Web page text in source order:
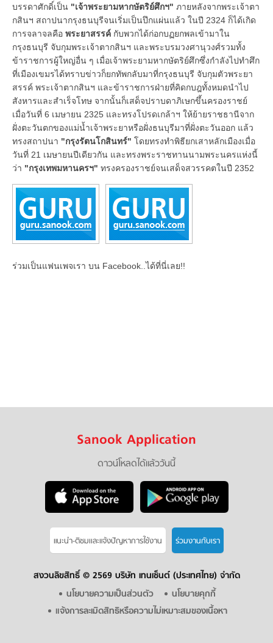
บรรดาศักดิ์เป็น "เจ้าพระยามหากษัตริย์ศึกฯ" ภายหลังจากพระเจ้าตา
กสินฯ สถาปนากรุงธนบุรีจนเริ่มเป็นปึกแผ่นแล้ว ในปี 2324 ก็ได้เกิด
การจลาจลคือ พระยาสรรค์ กับพวกได้ก่อกบฏยกพลเข้ามาใน
กรุงธนบุรี จับกุมพระเจ้าตากสินฯ และพระบรมวงศานุวงศ์รวมทั้ง
ข้าราชการผู้ใหญ่อื่น ๆ เมื่อเจ้าพระยามหากษัตริย์ศึกซึ่งกำลังไปทำศึก
ที่เมืองเขมรได้ทราบข่าวก็ยกทัพกลับมาที่กรุงธนบุรี จับกุมตัวพระยา
สรรค์ พระเจ้าตากสินฯ และข้าราชการฝ่ายที่คิดกบฎทั้งหมดนำไป
สังหารและสำเร็จโทษ จากนั้นก็เสด็จปราบดาภิเษกขึ้นครองราชย์
เมื่อวันที่ 6 เมษายน 2325 และทรงโปรดเกล้าฯ ให้ย้ายราชธานีจาก
ฝั่งตะวันตกของแม่น้ำเจ้าพระยาหรือฝั่งธนบุรีมาที่ฝั่งตะวันออก แล้ว
ทรงสถาปนา "กรุงรัตนโกสินทร์" โดยทรงทำพิธียกเสาหลักเมืองเมื่อ
วันที่ 21 เมษายนปีเดียวกัน และทรงพระราชทานนามพระนครแห่งนี้
ว่า "กรุงเทพมหานครฯ" ทรงครองราชย์จนเสด็จสวรรคตในปี 2352
ร่วมเป็นแฟนเพจเรา บน Facebook..ได้ที่นี่เลย!!
Sanook Application
ดาวน์โหลดได้แล้ววันนี้
แนะนำ-ติชมเเละแจ้งปัญหาการใช้งาน ร่วมงานกับเรา
สงวนลิขสิทธิ์ © 2569 บริษัท เทนเซ็นต์ (ประเทศไทย) จำกัด
นโยบายความเป็นส่วนตัว
นโยบายคุกกี้
แจ้งการละเมิดสิทธิหรือความไม่เหมาะสมของเนื้อหา